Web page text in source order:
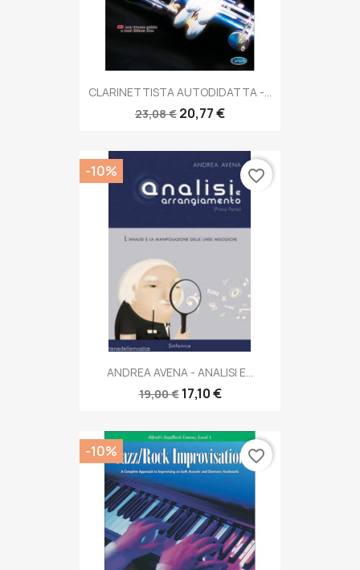
CLARINETTISTA AUTODIDATTA -...
23,08 € 20,77 €
ANDREA AVENA - ANALISI E...
19,00 € 17,10 €
-10% favorite_border
-10% favorite_border